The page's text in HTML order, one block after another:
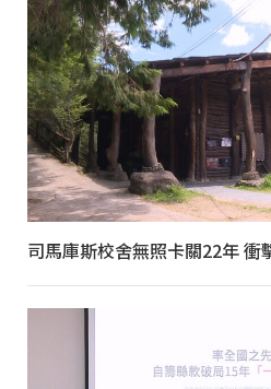
司馬庫斯校舍無照卡關22年 衝